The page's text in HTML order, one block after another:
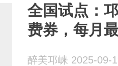
全国试点：
费券，每月
醉美邛崃 2025-09-